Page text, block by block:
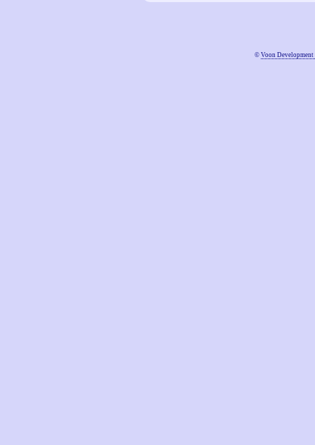
© Voon Development